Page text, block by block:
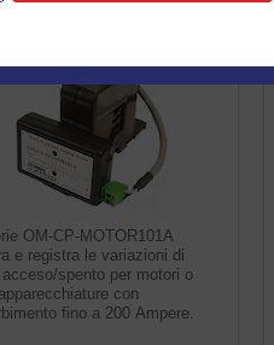
OM-CP-MOTOR101A
e registra le variazioni di
spento per motori o
con
fino a 200 Ampere.